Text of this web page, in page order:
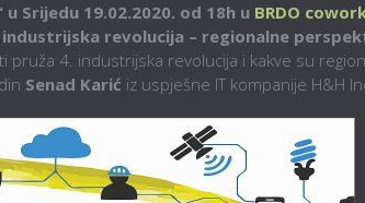
Srijedu 19.02.2020. od 18h u BRDO
industrijska revolucija – regionalne
4. industrijska revolucija i kakve su
Senad Karić iz uspješne IT kompanije H&H